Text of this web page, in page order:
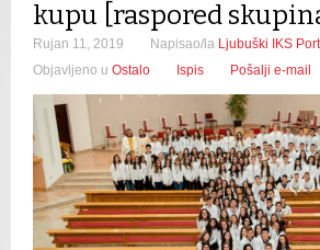
kupu [raspored
Rujan 11, 2019 Napisao/la Ljubuški IKS
Objavljeno u Ostalo Ispis Pošalji e-mail